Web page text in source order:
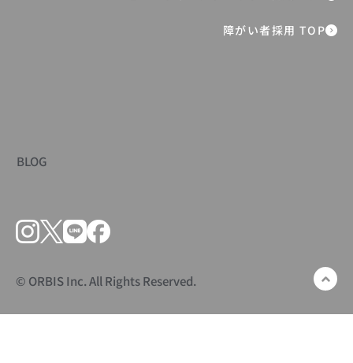
BLOG
障がい者採用 TOP
© ORBIS Inc. All Rights Reserved.